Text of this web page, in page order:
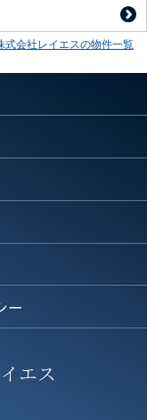
式会社レイエスの物件一覧
ー
エス